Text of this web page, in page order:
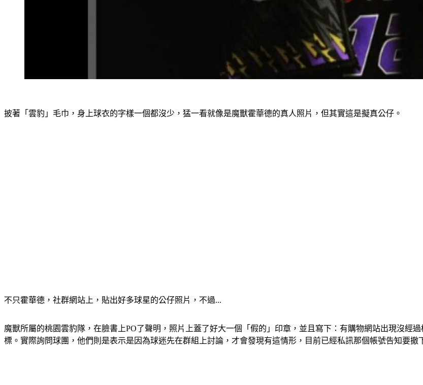
披著「雲豹」毛巾，身上球衣的字樣一個都沒少，猛一看就像是魔獸霍華德的真人照片，但其實這是擬真公仔。
不只霍華德，社群網站上，貼出好多球星的公仔照片，不過...
魔獸所屬的桃園雲豹隊，在臉書上PO了聲明，照片上蓋了好大一個「假的」印章，並且寫下：有購物網站出現沒經
標。實際詢問球團，他們則是表示是因為球迷先在群組上討論，才會發現有這情形，目前已經私訊那個帳號告知要